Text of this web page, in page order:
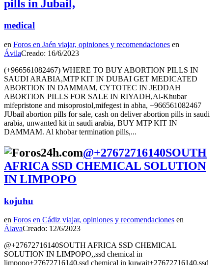
pills in Jubail,
medical
en Foros en Jaén viajar, opiniones y recomendaciones en
ÁvilaCreado: 16/6/2023
(+966561082467) WHERE TO BUY ABORTION PILLS IN
SAUDI ARABIA,MTP KIT IN DUBAI GET MEDICATED
ABORTION IN DAMMAM, CYTOTEC IN JEDDAH
ABORTION PILLS FOR SALE IN RIYADH,Al-Khubar
mifepristone and misoprostol,mifegest in abha, +966561082467
JUbail abortion pills for sale, cash on deliver abortion pills in saudi
arabia, unwanted kit in saudi arabia, BUY MTP KIT IN
DAMMAM. Al khobar termination pills,...
@+27672716140SOUTH
AFRICA SSD CHEMICAL SOLUTION
IN LIMPOPO
kojuhu
en Foros en Cádiz viajar, opiniones y recomendaciones en
ÁlavaCreado: 12/6/2023
@+27672716140SOUTH AFRICA SSD CHEMICAL
SOLUTION IN LIMPOPO,,ssd chemical in
limpopo+27672716140,ssd chemical in kuwait+27672716140,ssd